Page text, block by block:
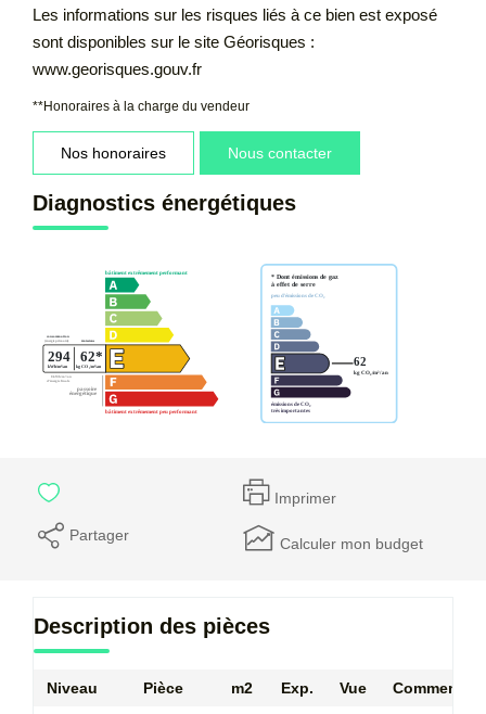
Les informations sur les risques liés à ce bien est exposé
sont disponibles sur le site Géorisques :
www.georisques.gouv.fr
**Honoraires à la charge du vendeur
Nos honoraires Nous contacter
Diagnostics énergétiques
Imprimer
Partager Calculer mon budget
Description des pièces
Niveau Pièce m2 Exp. Vue